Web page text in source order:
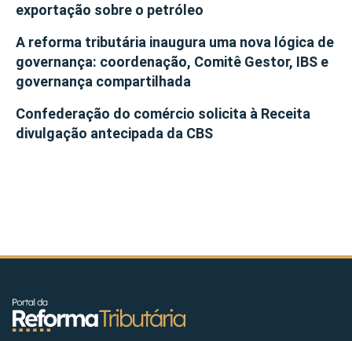
exportação sobre o petróleo
A reforma tributária inaugura uma nova lógica de
governança: coordenação, Comitê Gestor, IBS e
governança compartilhada
Confederação do comércio solicita à Receita
divulgação antecipada da CBS